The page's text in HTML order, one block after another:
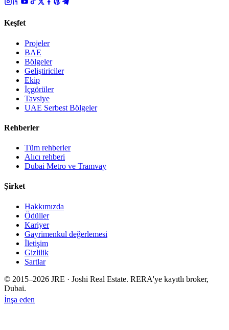
Keşfet
Projeler
BAE
Bölgeler
Geliştiriciler
Ekip
İçgörüler
Tavsiye
UAE Serbest Bölgeler
Rehberler
Tüm rehberler
Alıcı rehberi
Dubai Metro ve Tramvay
Şirket
Hakkımızda
Ödüller
Kariyer
Gayrimenkul değerlemesi
İletişim
Gizlilik
Şartlar
© 2015–2026 JRE · Joshi Real Estate. RERA'ye kayıtlı broker,
Dubai.
İnşa eden